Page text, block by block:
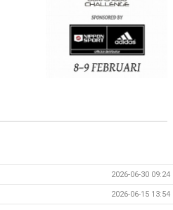
2026-06-30 09:24
2026-06-15 13:54